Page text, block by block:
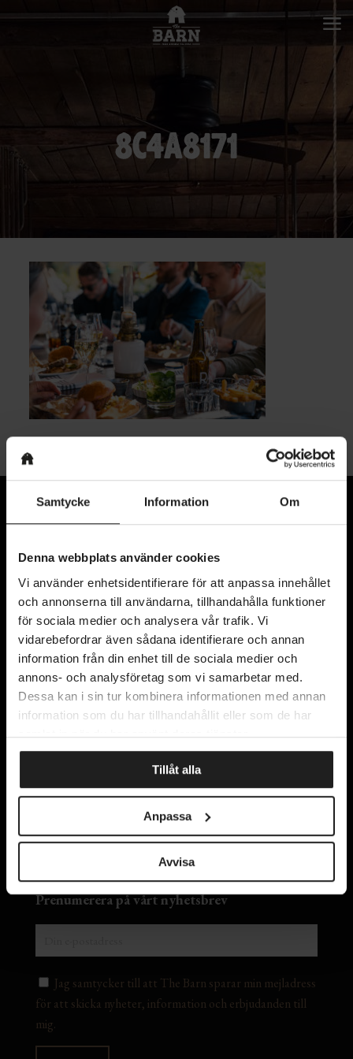
Samtycke Information Om
Denna webbplats använder cookies
Vi använder enhetsidentifierare för att anpassa innehållet
och annonserna till användarna, tillhandahålla funktioner
för sociala medier och analysera vår trafik. Vi
vidarebefordrar även sådana identifierare och annan
information från din enhet till de sociala medier och
annons- och analysföretag som vi samarbetar med.
Dessa kan i sin tur kombinera informationen med annan
information som du har tillhandahållit eller som de har
samlat in när du har använt deras tjänster.
Tillåt alla
Anpassa
Avvisa
8C4A8171
Kyrkogatan 11
411 15 Göteborg
Karta
Om oss
Prenumerera på vårt nyhetsbrev
Jag samtycker till att The Barn sparar min mejladress
för att skicka nyheter, information och erbjudanden till
mig.